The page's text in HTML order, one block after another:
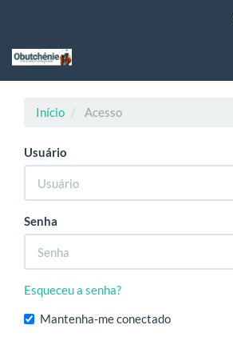
principal
Início Acesso
Usuário
Senha
Esqueceu a senha?
Mantenha-me conectado